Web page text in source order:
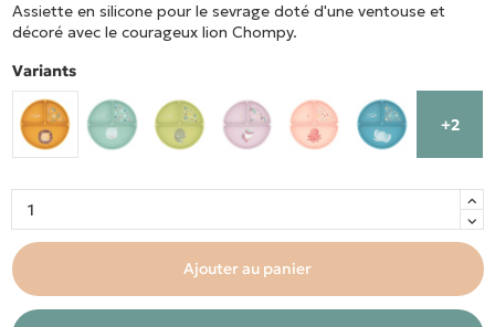
Assiette en silicone pour le sevrage doté d'une ventouse et
décoré avec le courageux lion Chompy.
Variants
+2
Ajouter au panier